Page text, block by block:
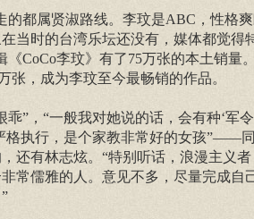
的都属贤淑路线。李玟是ABC，性格
当时的台湾乐坛还没有，媒体都觉得
《CoCo李玟》有了75万张的本土销量
张，成为李玟至今最畅销的作品。
乖”，“一般我对她说的话，会有种‘军
格执行，是个家教非常好的女孩”——
还有林志炫。“特别听话，浪漫主义者
常儒雅的人。意见不多，尽量完成自